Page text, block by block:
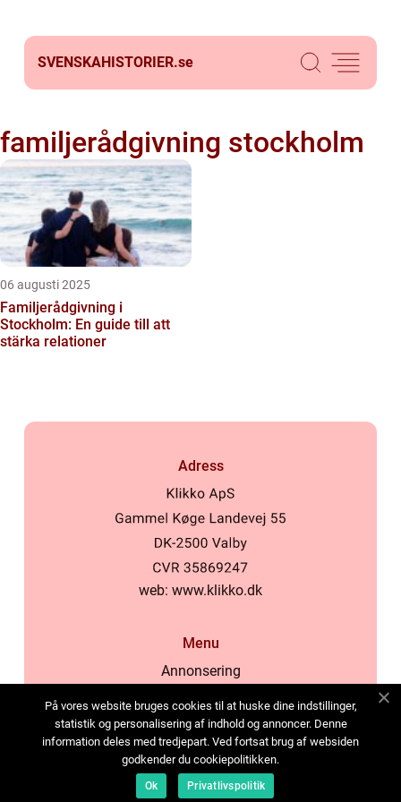
SVENSKAHISTORIER.se
familjerådgivning stockholm
06 augusti 2025
Familjerådgivning i
Stockholm: En guide till att
stärka relationer
Adress
web: www.klikko.dk
Menu
Annonsering
Cookies
Kontakta oss
Sitemap
På vores website bruges cookies til at huske dine indstillinger,
statistik og personalisering af indhold og annoncer. Denne
information deles med tredjepart. Ved fortsat brug af websiden
godkender du cookiepolitikken.
Ok Privatlivspolitik